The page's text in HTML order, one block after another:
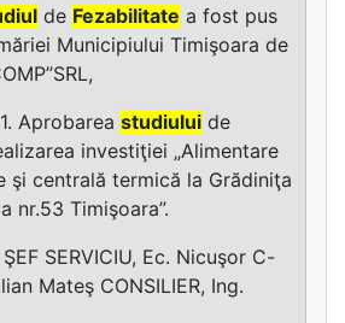
de Fezabilitate a fost pus
Municipiului Timişoara de
Aprobarea studiului de
investiţiei „Alimentare
şi centrală termică la Grădiniţa
nr.53 Timişoara”.
SERVICIU, Ec. Nicuşor C-
Mateş CONSILIER, Ing.